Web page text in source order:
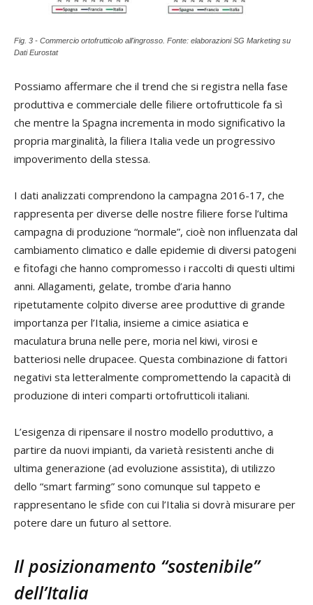
Fig. 3 - Commercio ortofrutticolo all'ingrosso. Fonte: elaborazioni SG Marketing su
Dati Eurostat
Possiamo affermare che il trend che si registra nella fase
produttiva e commerciale delle filiere ortofrutticole fa sì
che mentre la Spagna incrementa in modo significativo la
propria marginalità, la filiera Italia vede un progressivo
impoverimento della stessa.
I dati analizzati comprendono la campagna 2016-17, che
rappresenta per diverse delle nostre filiere forse l’ultima
campagna di produzione “normale”, cioè non influenzata dal
cambiamento climatico e dalle epidemie di diversi patogeni
e fitofagi che hanno compromesso i raccolti di questi ultimi
anni. Allagamenti, gelate, trombe d’aria hanno
ripetutamente colpito diverse aree produttive di grande
importanza per l’Italia, insieme a cimice asiatica e
maculatura bruna nelle pere, moria nel kiwi, virosi e
batteriosi nelle drupacee. Questa combinazione di fattori
negativi sta letteralmente compromettendo la capacità di
produzione di interi comparti ortofrutticoli italiani.
L’esigenza di ripensare il nostro modello produttivo, a
partire da nuovi impianti, da varietà resistenti anche di
ultima generazione (ad evoluzione assistita), di utilizzo
dello “smart farming” sono comunque sul tappeto e
rappresentano le sfide con cui l’Italia si dovrà misurare per
potere dare un futuro al settore.
Il posizionamento “sostenibile”
dell’Italia